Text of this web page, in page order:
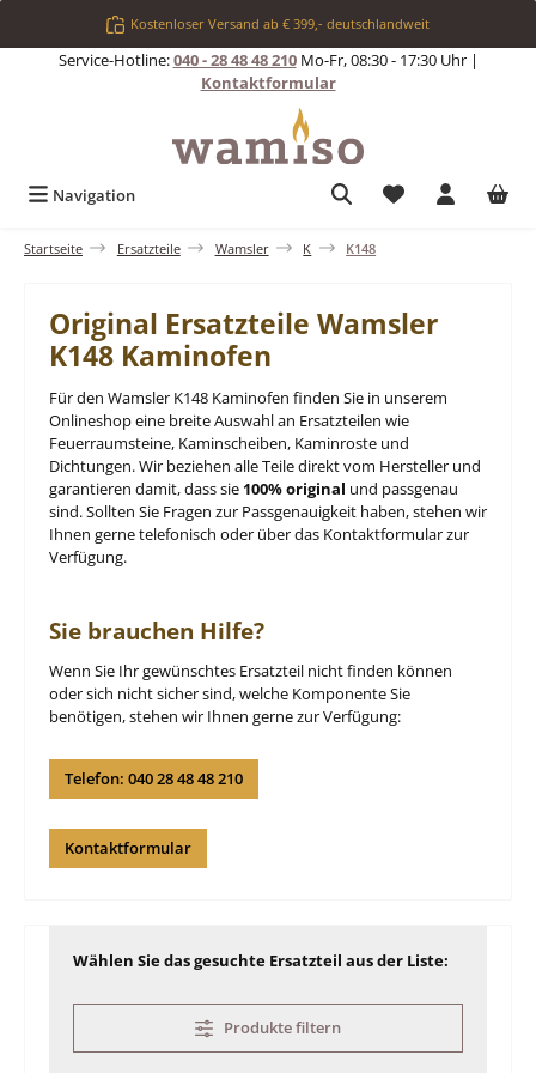
Zum Hauptinhalt springenKostenloser Versand ab € 399,- deutschlandweit
Service-Hotline:040 - 28 48 48 210Mo-Fr, 08:30 - 17:30 Uhr |
Kontaktformular
Navigation Du hast 0
Startseite Ersatzteile Wamsler K K148
Original Ersatzteile Wamsler
K148 Kaminofen
Für den Wamsler K148 Kaminofen finden Sie in unserem
Onlineshop eine breite Auswahl an Ersatzteilen wie
Feuerraumsteine, Kaminscheiben, Kaminroste und
Dichtungen. Wir beziehen alle Teile direkt vom Hersteller und
garantieren damit, dass sie 100% original und passgenau
sind. Sollten Sie Fragen zur Passgenauigkeit haben, stehen wir
Ihnen gerne telefonisch oder über das Kontaktformular zur
Verfügung.
Sie brauchen Hilfe?
Wenn Sie Ihr gewünschtes Ersatzteil nicht finden können
oder sich nicht sicher sind, welche Komponente Sie
benötigen, stehen wir Ihnen gerne zur Verfügung:
Telefon: 040 28 48 48 210
Kontaktformular
Wählen Sie das gesuchte Ersatzteil aus der Liste:
Produkte filtern